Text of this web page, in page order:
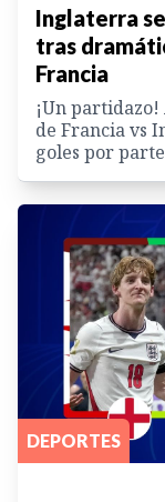
Inglaterra
tras
Francia
¡Un
de Francia vs
goles por
DEPORTES